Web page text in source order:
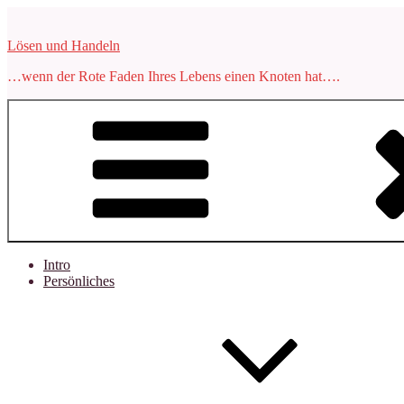
springen
Lösen und Handeln
…wenn der Rote Faden Ihres Lebens einen Knoten hat….
Intro
Persönliches